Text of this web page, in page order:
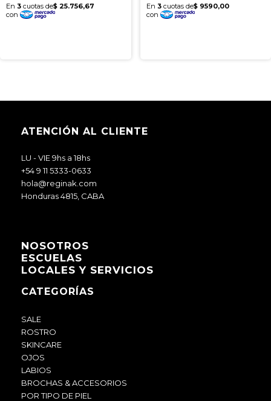
ATENCIÓN AL CLIENTE
LU - VIE 9hs a 18hs
+54 9 11 5333-0633
hola@reginak.com
Honduras 4815, CABA
NOSOTROS
ESCUELAS
LOCALES Y SERVICIOS
CATEGORÍAS
SALE
ROSTRO
SKINCARE
OJOS
LABIOS
BROCHAS & ACCESORIOS
POR TIPO DE PIEL